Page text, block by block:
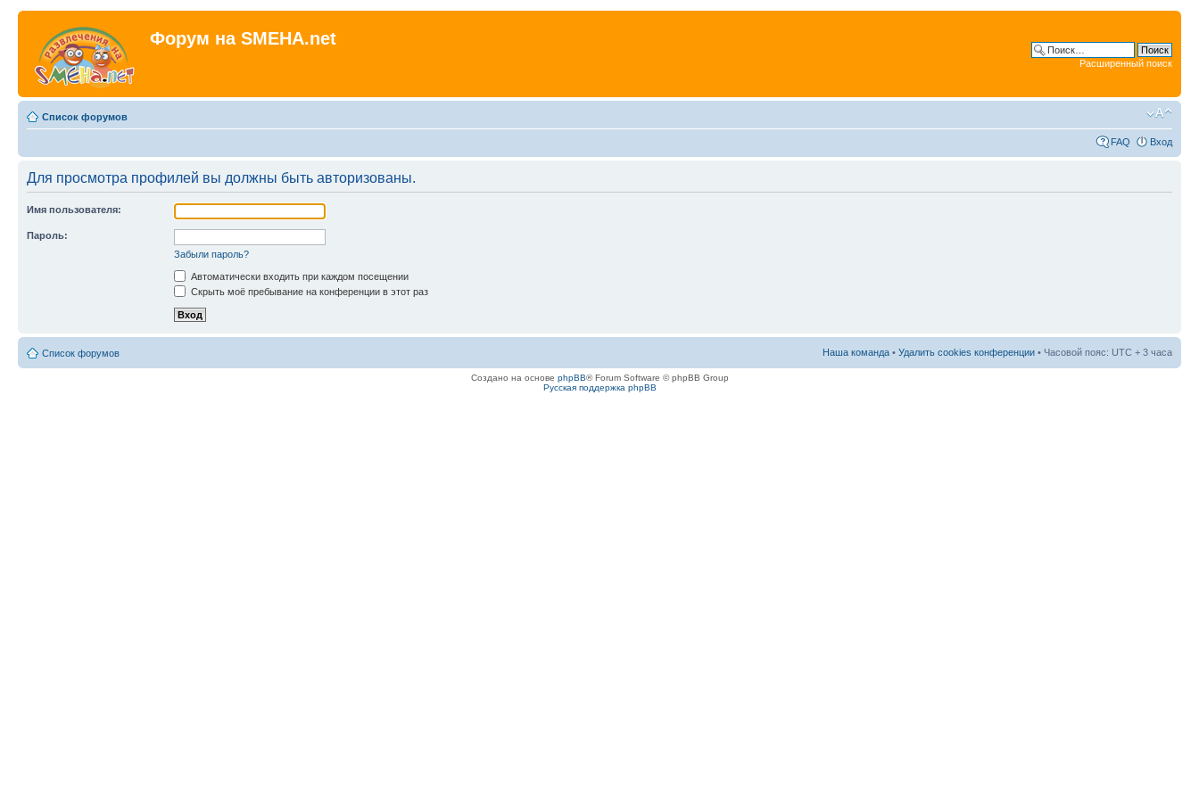
Форум на SMEHA.net
Расширенный поиск
Список форумов
FAQ Вход
Для просмотра профилей вы должны быть авторизованы.
Имя пользователя:
Пароль:
Забыли пароль?
Автоматически входить при каждом посещении
Скрыть моё пребывание на конференции в этот раз
Список форумов Наша команда • Удалить cookies конференции • Часовой пояс: UTC + 3 часа
Создано на основе phpBB® Forum Software © phpBB Group
Русская поддержка phpBB